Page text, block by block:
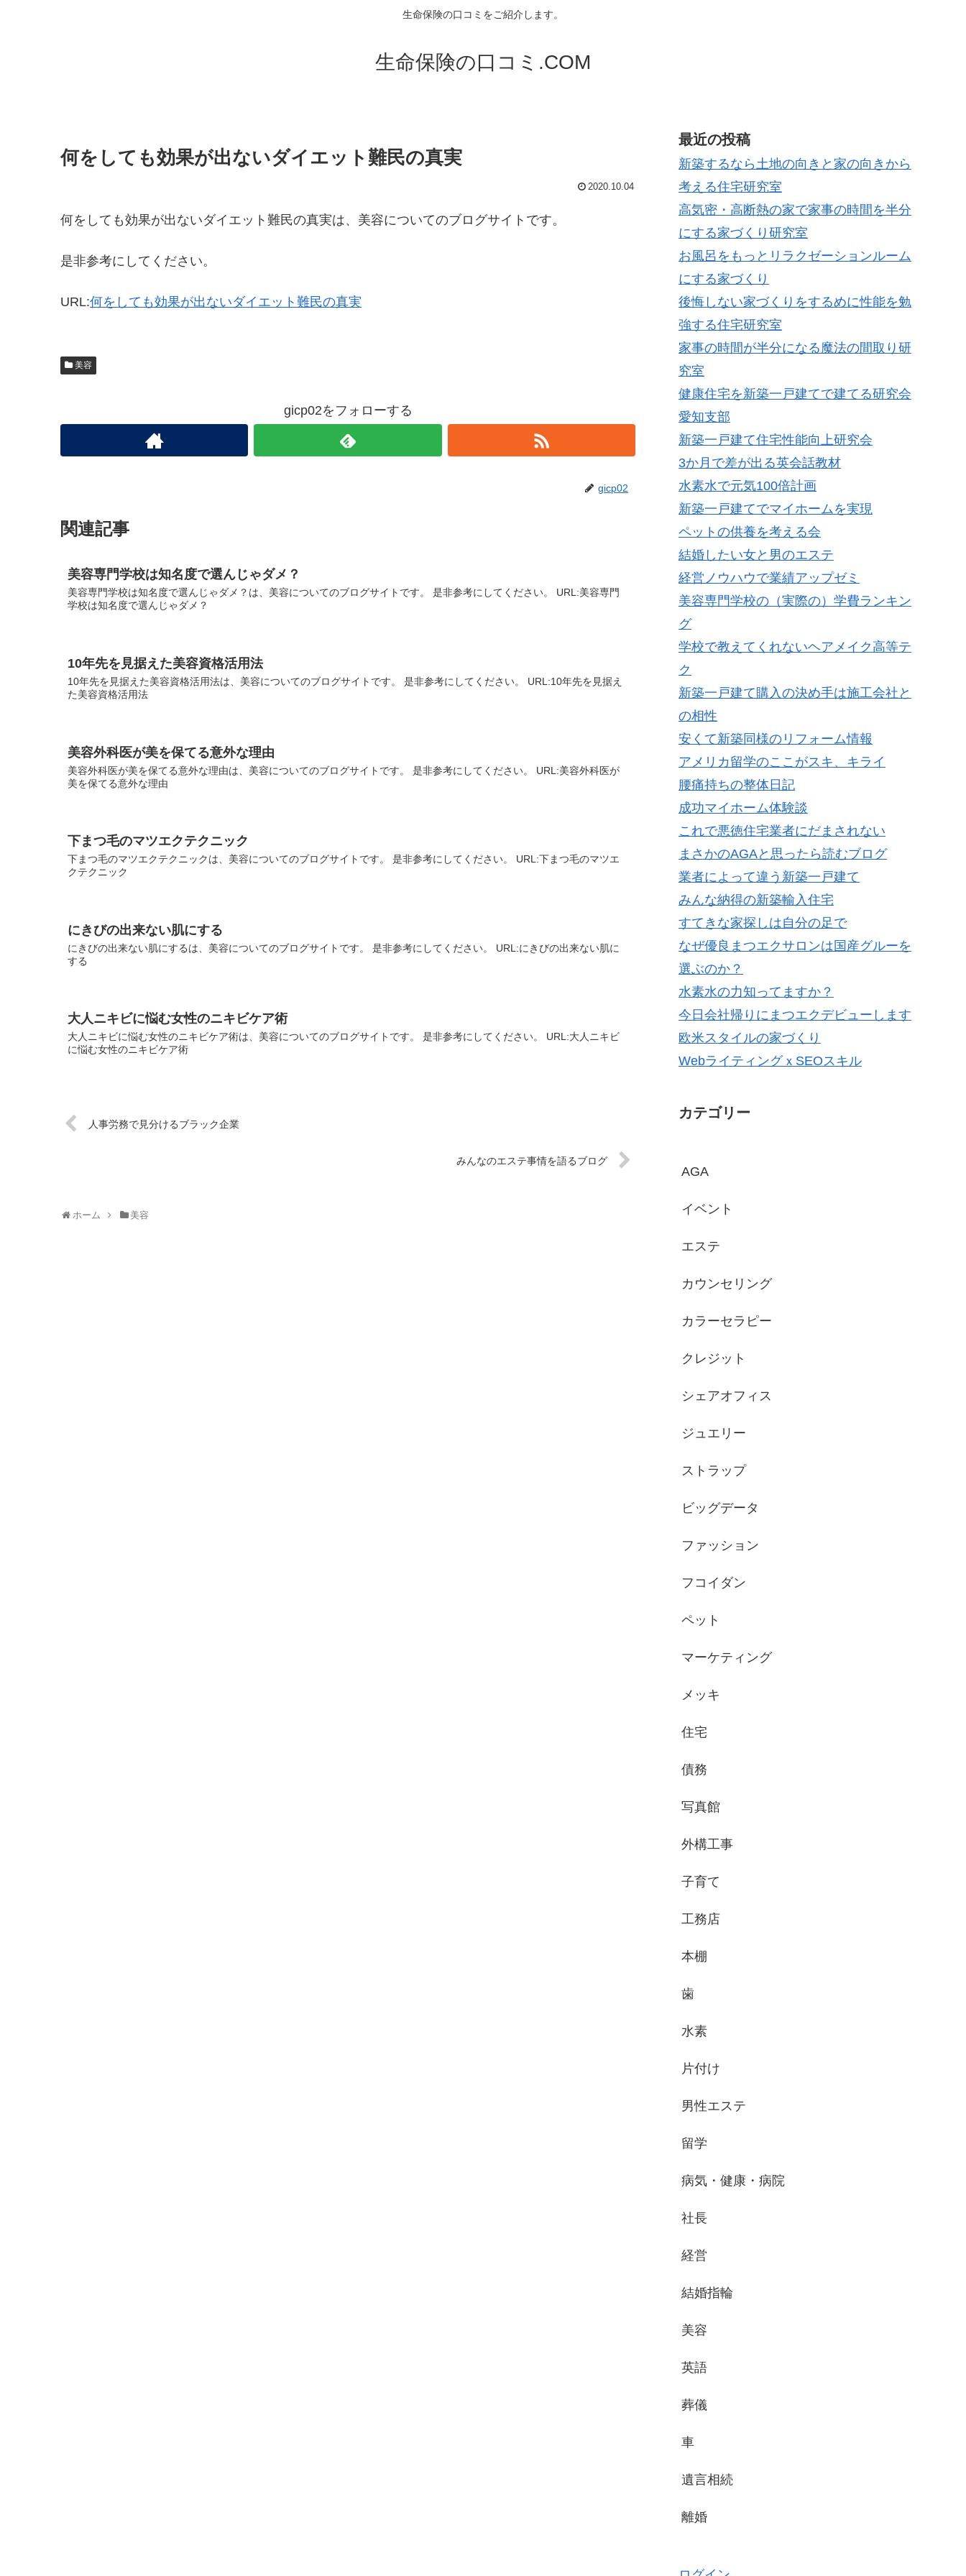
生命保険の口コミをご紹介します。
生命保険の口コミ.COM
何をしても効果が出ないダイエット難民の真実
2020.10.04
何をしても効果が出ないダイエット難民の真実は、美容についてのブログサイトです。
是非参考にしてください。
URL:何をしても効果が出ないダイエット難民の真実
美容
gicp02をフォローする
gicp02
関連記事
美容専門学校は知名度で選んじゃダメ？
美容専門学校は知名度で選んじゃダメ？は、美容についてのブログサイトです。 是非参考にしてください。 URL:美容専門
学校は知名度で選んじゃダメ？
10年先を見据えた美容資格活用法
10年先を見据えた美容資格活用法は、美容についてのブログサイトです。 是非参考にしてください。 URL:10年先を見据え
た美容資格活用法
美容外科医が美を保てる意外な理由
美容外科医が美を保てる意外な理由は、美容についてのブログサイトです。 是非参考にしてください。 URL:美容外科医が
美を保てる意外な理由
下まつ毛のマツエクテクニック
下まつ毛のマツエクテクニックは、美容についてのブログサイトです。 是非参考にしてください。 URL:下まつ毛のマツエ
クテクニック
にきびの出来ない肌にする
にきびの出来ない肌にするは、美容についてのブログサイトです。 是非参考にしてください。 URL:にきびの出来ない肌に
する
大人ニキビに悩む女性のニキビケア術
大人ニキビに悩む女性のニキビケア術は、美容についてのブログサイトです。 是非参考にしてください。 URL:大人ニキビ
に悩む女性のニキビケア術
人事労務で見分けるブラック企業
みんなのエステ事情を語るブログ
ホーム 美容
最近の投稿
新築するなら土地の向きと家の向きから
考える住宅研究室
高気密・高断熱の家で家事の時間を半分
にする家づくり研究室
お風呂をもっとリラクゼーションルーム
にする家づくり
後悔しない家づくりをするめに性能を勉
強する住宅研究室
家事の時間が半分になる魔法の間取り研
究室
健康住宅を新築一戸建てで建てる研究会
愛知支部
新築一戸建て住宅性能向上研究会
3か月で差が出る英会話教材
水素水で元気100倍計画
新築一戸建てでマイホームを実現
ペットの供養を考える会
結婚したい女と男のエステ
経営ノウハウで業績アップゼミ
美容専門学校の（実際の）学費ランキン
グ
学校で教えてくれないヘアメイク高等テ
ク
新築一戸建て購入の決め手は施工会社と
の相性
安くて新築同様のリフォーム情報
アメリカ留学のここがスキ、キライ
腰痛持ちの整体日記
成功マイホーム体験談
これで悪徳住宅業者にだまされない
まさかのAGAと思ったら読むブログ
業者によって違う新築一戸建て
みんな納得の新築輸入住宅
すてきな家探しは自分の足で
なぜ優良まつエクサロンは国産グルーを
選ぶのか？
水素水の力知ってますか？
今日会社帰りにまつエクデビューします
欧米スタイルの家づくり
WebライティングｘSEOスキル
カテゴリー
AGA
イベント
エステ
カウンセリング
カラーセラピー
クレジット
シェアオフィス
ジュエリー
ストラップ
ビッグデータ
ファッション
フコイダン
ペット
マーケティング
メッキ
住宅
債務
写真館
外構工事
子育て
工務店
本棚
歯
水素
片付け
男性エステ
留学
病気・健康・病院
社長
経営
結婚指輪
美容
英語
葬儀
車
遺言相続
離婚